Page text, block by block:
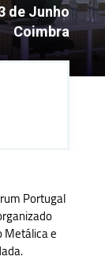
de Junho
Coimbra
Portugal
Metálica e